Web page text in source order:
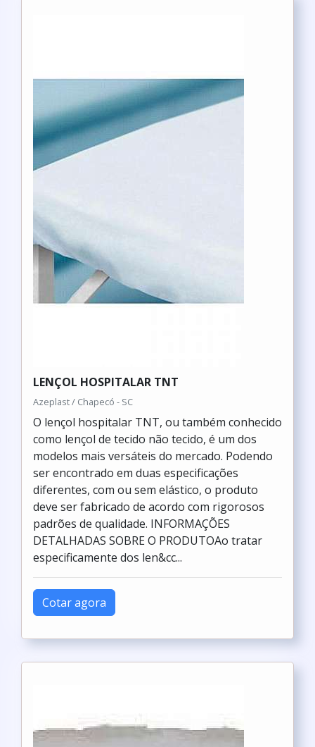
LENÇOL HOSPITALAR TNT
Azeplast / Chapecó - SC
O lençol hospitalar TNT, ou também conhecido
como lençol de tecido não tecido, é um dos
modelos mais versáteis do mercado. Podendo
ser encontrado em duas especificações
diferentes, com ou sem elástico, o produto
deve ser fabricado de acordo com rigorosos
padrões de qualidade. INFORMAÇÕES
DETALHADAS SOBRE O PRODUTOAo tratar
especificamente dos len&cc...
Cotar agora